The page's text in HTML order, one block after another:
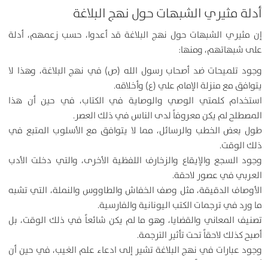
أدلة مثيري الشبهات حول نهج البلاغة
إن مثيري الشبهات حول نهج البلاغة قد أعدوا، حسب زعمهم، أدلة
على شبهاتهم، ومنها:
وجود تلميحات ضد أصحاب رسول الله (ص) في نهج البلاغة، وهذا لا
يتوافق مع منزلةالإمام علي (ع) وأخلاقه.
استخدام كلمتي الوصي والوصاية في الكتاب، في حين أن هذا
المصطلح لم يكن معروفاً لدى الناس في ذلك العصر.
طول بعض الخطب والرسائل، مما لا يتوافق مع الأسلوب المتبع في
ذلك الوقت.
وجود السجع والإيقاع والزخارف اللفظية الأخرى، والتي دخلت الأدب
العربي في عصور لاحقة.
الأوصاف الدقيقة، مثل وصف الخفاش والطاووس والنملة، التي تشبه
ما ورد في ترجمات الكتب اليونانية والفارسية.
تصنيف المعاني والقضايا، وهو ما لم يكن شائعاً في ذلك الوقت، بل
أصبح كذلك لاحقاً تحت تأثير الترجمة.
وجود عبارات في نهج البلاغة تشير إلى ادعاء علم الغيب، في حين أن